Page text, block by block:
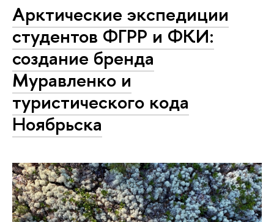
Арктические экспедиции
студентов ФГРР и ФКИ:
создание бренда
Муравленко и
туристического кода
Ноябрьска